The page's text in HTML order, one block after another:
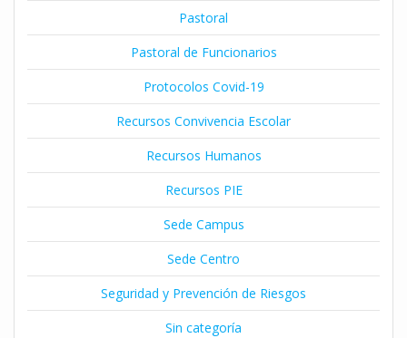
Pastoral
Pastoral de Funcionarios
Protocolos Covid-19
Recursos Convivencia Escolar
Recursos Humanos
Recursos PIE
Sede Campus
Sede Centro
Seguridad y Prevención de Riesgos
Sin categoría